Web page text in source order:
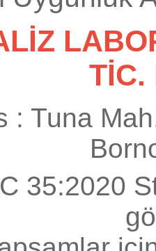
TİC.
: Tuna
35:2020